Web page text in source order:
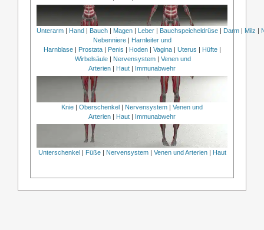
Unterarm | Hand | Bauch | Magen | Leber | Bauchspeicheldrüse | Darm | Milz |
Nebenniere| Harnleiter und
Harnblase| Prostata| Penis | Hoden| Vagina| Uterus | Hüfte|
Wirbelsäule | Nervensystem | Venen und
Arterien | Haut | Immunabwehr
Knie | Oberschenkel | Nervensystem | Venen und
Arterien | Haut | Immunabwehr
Unterschenkel| Füße| Nervensystem| Venen und Arterien| Haut